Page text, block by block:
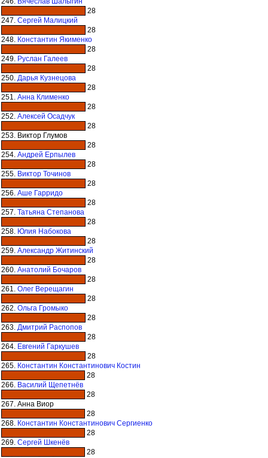
28
247. Сергей Малицкий
28
248. Константин Якименко
28
249. Руслан Галеев
28
250. Дарья Кузнецова
28
251. Анна Клименко
28
252. Алексей Осадчук
28
253. Виктор Глумов
28
254. Андрей Ерпылев
28
255. Виктор Точинов
28
256. Аше Гарридо
28
257. Татьяна Степанова
28
258. Юлия Набокова
28
259. Александр Житинский
28
260. Анатолий Бочаров
28
261. Олег Верещагин
28
262. Ольга Громыко
28
263. Дмитрий Распопов
28
264. Евгений Гаркушев
28
265. Константин Константинович Костин
28
266. Василий Щепетнёв
28
267. Анна Виор
28
268. Константин Константинович Сергиенко
28
269. Сергей Шкенёв
28